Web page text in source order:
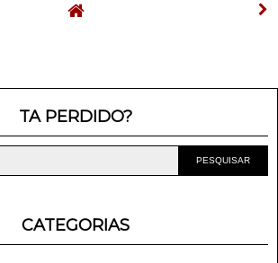
TA PERDIDO?
CATEGORIAS